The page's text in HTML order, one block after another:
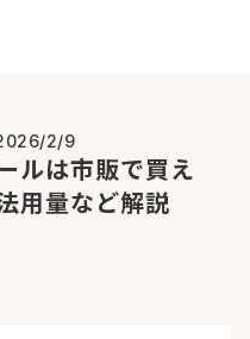
2/9
ルは市販で買え
用量など解説